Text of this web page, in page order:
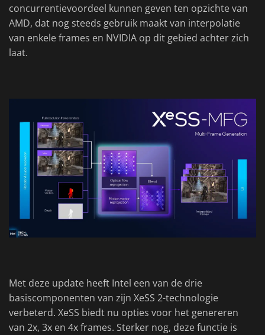
concurrentievoordeel kunnen geven ten opzichte van
AMD, dat nog steeds gebruik maakt van interpolatie
van enkele frames en NVIDIA op dit gebied achter zich
laat.
Met deze update heeft Intel een van de drie
basiscomponenten van zijn XeSS 2-technologie
verbeterd. XeSS biedt nu opties voor het genereren
van 2x, 3x en 4x frames. Sterker nog, deze functie is